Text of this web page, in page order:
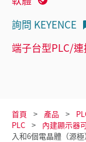
詢問 KEYENCE
端子台型PLC/
首頁 產品
PLC
內建顯示器
入和6個電晶體（源